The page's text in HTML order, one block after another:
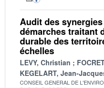
Audit des
démarches traitant
durable des
échelles
LEVY, Christian
KEGELART, Jean-
CONSEIL GENERAL DE